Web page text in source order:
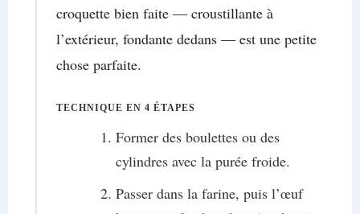
croquette bien faite — croustillante à
l’extérieur, fondante dedans — est une petite
chose parfaite.
TECHNIQUE EN 4 ÉTAPES
Former des boulettes ou des
cylindres avec la purée froide.
Passer dans la farine, puis l’œuf